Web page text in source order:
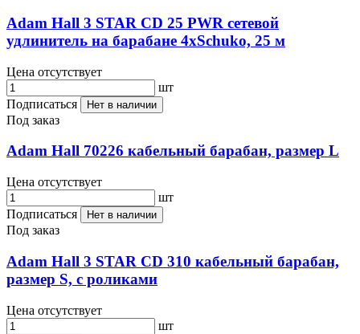
Adam Hall 3 STAR CD 25 PWR сетевой
удлинитель на барабане 4хSchuko, 25 м
Цена отсутствует
шт
Подписаться
Нет в наличии
Под заказ
Adam Hall 70226 кабельный барабан, размер L
Цена отсутствует
шт
Подписаться
Нет в наличии
Под заказ
Adam Hall 3 STAR CD 310 кабельный барабан,
размер S, с роликами
Цена отсутствует
шт